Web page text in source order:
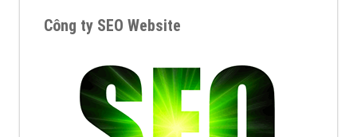
Công ty SEO Website